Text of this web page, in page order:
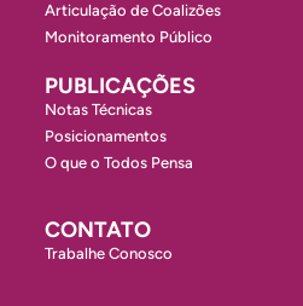
Articulação de Coalizões
Monitoramento Público
PUBLICAÇÕES
Notas Técnicas
Posicionamentos
O que o Todos Pensa
CONTATO
Trabalhe Conosco